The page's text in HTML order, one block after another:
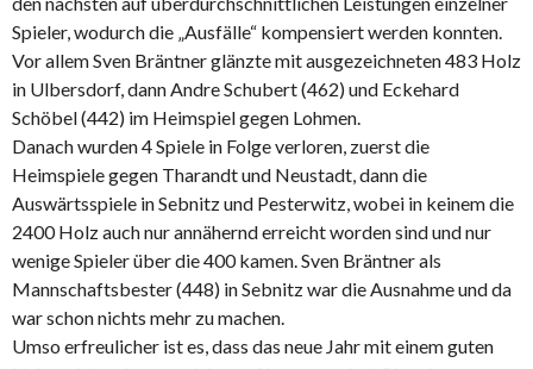
Spieler, wodurch die „Ausfälle“ kompensiert werden konnten.
Vor allem Sven Bräntner glänzte mit ausgezeichneten 483 Holz
in Ulbersdorf, dann Andre Schubert (462) und Eckehard
Schöbel (442) im Heimspiel gegen Lohmen.
Danach wurden 4 Spiele in Folge verloren, zuerst die
Heimspiele gegen Tharandt und Neustadt, dann die
Auswärtsspiele in Sebnitz und Pesterwitz, wobei in keinem die
2400 Holz auch nur annähernd erreicht worden sind und nur
wenige Spieler über die 400 kamen. Sven Bräntner als
Mannschaftsbester (448) in Sebnitz war die Ausnahme und da
war schon nichts mehr zu machen.
Umso erfreulicher ist es, dass das neue Jahr mit einem guten